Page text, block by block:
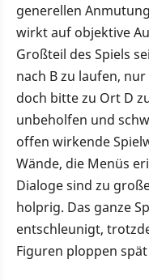
generellen
wirkt auf objektive
Großteil des Spiels
nach B zu laufen,
doch bitte zu Ort D
unbeholfen und
offen wirkende
Wände, die Menüs
Dialoge sind zu
holprig. Das ganze
entschleunigt,
Figuren ploppen